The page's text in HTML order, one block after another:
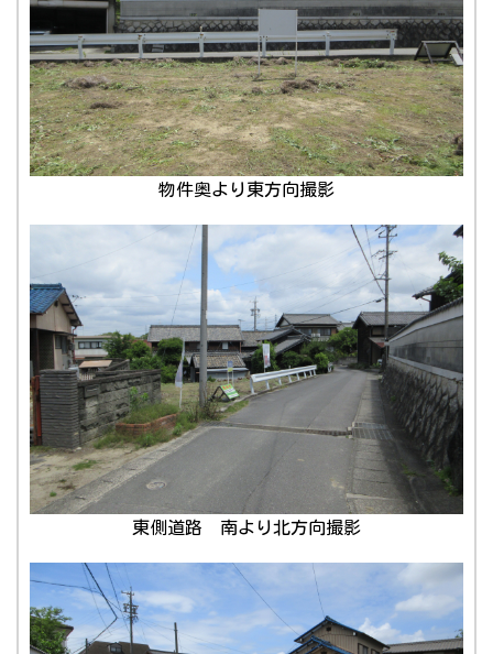
物件奥より東方向撮影
東側道路 南より北方向撮影